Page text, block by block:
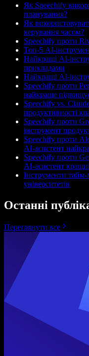
Як Speechify
планування?
Як
керування часом?
Speechify проти
Топ-5 AI-
Найкращі AI-
прикладами
Найкращі AI-
Speechify проти
найкраще
Speechify vs.
продуктивності
Speechify проти
інструмент
Speechify проти
AI-асистент
Speechify проти
AI-асистент
Інструменти
університетів
Останні
Переглянути все